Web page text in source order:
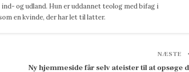
og udland. Hun er uddannet teolog med bifag i
en kvinde, der har let til latter.
NÆSTE
Ny hjemmeside får selv ateister til at opsøge